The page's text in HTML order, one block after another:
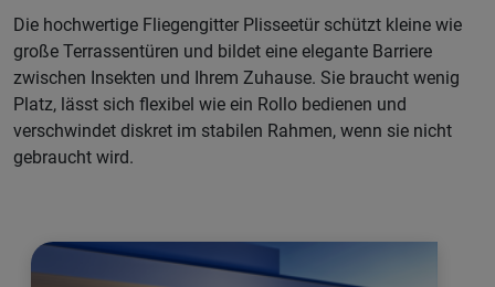
Die hochwertige Fliegengitter Plisseetür schützt kleine wie
große Terrassentüren und bildet eine elegante Barriere
zwischen Insekten und Ihrem Zuhause. Sie braucht wenig
Platz, lässt sich flexibel wie ein Rollo bedienen und
verschwindet diskret im stabilen Rahmen, wenn sie nicht
gebraucht wird.